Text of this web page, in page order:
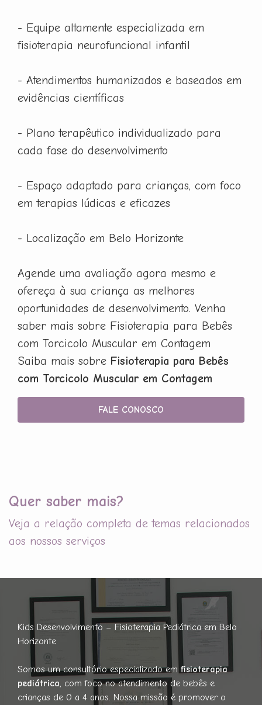
- Equipe altamente especializada em
fisioterapia neurofuncional infantil
- Atendimentos humanizados e baseados em
evidências científicas
- Plano terapêutico individualizado para
cada fase do desenvolvimento
- Espaço adaptado para crianças, com foco
em terapias lúdicas e eficazes
- Localização em Belo Horizonte
Agende uma avaliação agora mesmo e
ofereça à sua criança as melhores
oportunidades de desenvolvimento. Venha
saber mais sobre Fisioterapia para Bebês
com Torcicolo Muscular em Contagem
Saiba mais sobre Fisioterapia para Bebês
com Torcicolo Muscular em Contagem
FALE CONOSCO
Quer saber mais?
Veja a relação completa de temas relacionados
aos nossos serviços
Kids Desenvolvimento – Fisioterapia Pediátrica em Belo
Horizonte
Somos um consultório especializado em fisioterapia
pediátrica, com foco no atendimento de bebês e
crianças de 0 a 4 anos. Nossa missão é promover o